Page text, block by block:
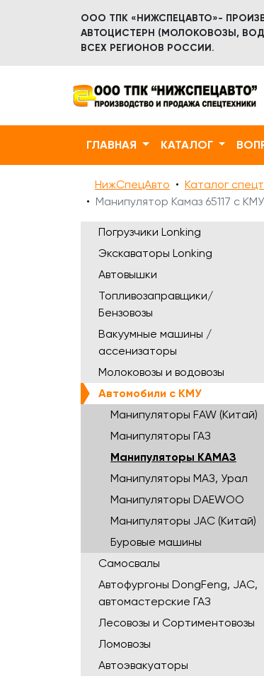
ООО ТПК «НИЖСПЕЦАВТО»-
АВТОЦИСТЕРН (МОЛОКОВОЗЫ,
ВСЕХ РЕГИОНОВ РОССИИ.
ГЛАВНАЯ КАТАЛОГ
НижСпецАвто Каталог
Манипулятор Камаз 65117 с
Погрузчики Lonking
Экскаваторы Lonking
Автовышки
Топливозаправщики/
Бензовозы
Вакуумные машины /
ассенизаторы
Молоковозы и водовозы
Автомобили с КМУ
Манипуляторы FAW (Китай)
Манипуляторы ГАЗ
Манипуляторы КАМАЗ
Манипуляторы МАЗ, Урал
Манипуляторы DAEWOO
Манипуляторы JAC (Китай)
Буровые машины
Самосвалы
Автофургоны DongFeng, JAC,
автомастерские ГАЗ
Лесовозы и Сортиментовозы
Ломовозы
Автоэвакуаторы